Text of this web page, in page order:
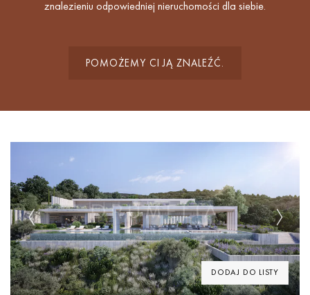
znalezieniu odpowiedniej nieruchomości dla siebie.
POMOŻEMY CI JĄ ZNALEŹĆ.
DODAJ DO LISTY
Previous Next